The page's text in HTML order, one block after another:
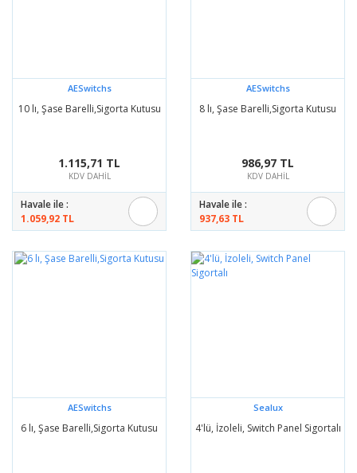
AESwitchs
10 lı, Şase Barelli,Sigorta Kutusu
1.115,71 TL
KDV DAHİL
Havale ile :
1.059,92 TL
AESwitchs
8 lı, Şase Barelli,Sigorta Kutusu
986,97 TL
KDV DAHİL
Havale ile :
937,63 TL
AESwitchs
6 lı, Şase Barelli,Sigorta Kutusu
Sealux
4'lü, İzoleli, Switch Panel Sigortalı